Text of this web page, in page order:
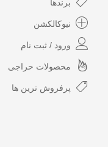
برندها
نیوکالکشن
ورود / ثبت نام
محصولات حراجی
پرفروش ترین ها